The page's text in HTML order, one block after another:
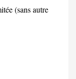
(sans autre